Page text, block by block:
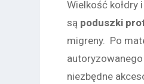
Wielkość kołdry
są poduszki
migreny. Po
niezbędne